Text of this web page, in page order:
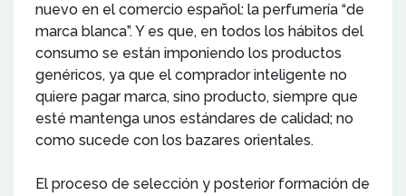
nuevo en el comercio español: la perfumería “de
marca blanca”. Y es que, en todos los hábitos del
consumo se están imponiendo los productos
genéricos, ya que el comprador inteligente no
quiere pagar marca, sino producto, siempre que
esté mantenga unos estándares de calidad; no
como sucede con los bazares orientales.
El proceso de selección y posterior formación de